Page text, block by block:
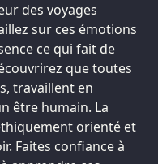
des voyages
sur ces émotions
ce qui fait de
que toutes
travaillent en
être humain. La
orienté et
Faites confiance à